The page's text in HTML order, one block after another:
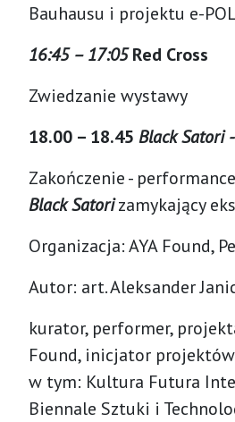
Bauhausu i projektu e-
16:45 – 17:05Red Cross
Zwiedzanie wystawy
18.00 – 18.45 Black Satori
Zakończenie -
Black Satorizamykający
Organizacja: AYA Found,
Autor: art. Aleksander
kurator, performer,
Found, inicjator
w tym: Kultura Futura
Biennale Sztuki i